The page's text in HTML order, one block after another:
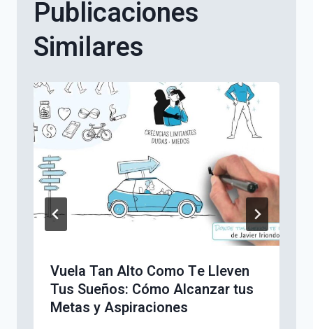
Publicaciones
Similares
Vuela Tan Alto Como Te Lleven
Tus Sueños: Cómo Alcanzar tus
Metas y Aspiraciones